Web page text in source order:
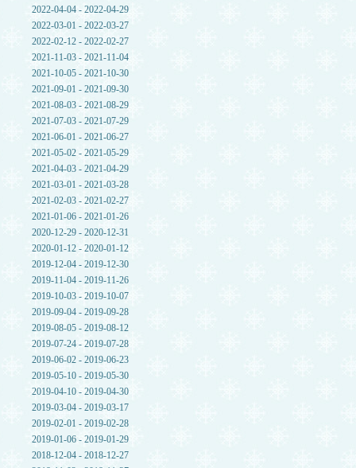
2022-04-04 - 2022-04-29
2022-03-01 - 2022-03-27
2022-02-12 - 2022-02-27
2021-11-03 - 2021-11-04
2021-10-05 - 2021-10-30
2021-09-01 - 2021-09-30
2021-08-03 - 2021-08-29
2021-07-03 - 2021-07-29
2021-06-01 - 2021-06-27
2021-05-02 - 2021-05-29
2021-04-03 - 2021-04-29
2021-03-01 - 2021-03-28
2021-02-03 - 2021-02-27
2021-01-06 - 2021-01-26
2020-12-29 - 2020-12-31
2020-01-12 - 2020-01-12
2019-12-04 - 2019-12-30
2019-11-04 - 2019-11-26
2019-10-03 - 2019-10-07
2019-09-04 - 2019-09-28
2019-08-05 - 2019-08-12
2019-07-24 - 2019-07-28
2019-06-02 - 2019-06-23
2019-05-10 - 2019-05-30
2019-04-10 - 2019-04-30
2019-03-04 - 2019-03-17
2019-02-01 - 2019-02-28
2019-01-06 - 2019-01-29
2018-12-04 - 2018-12-27